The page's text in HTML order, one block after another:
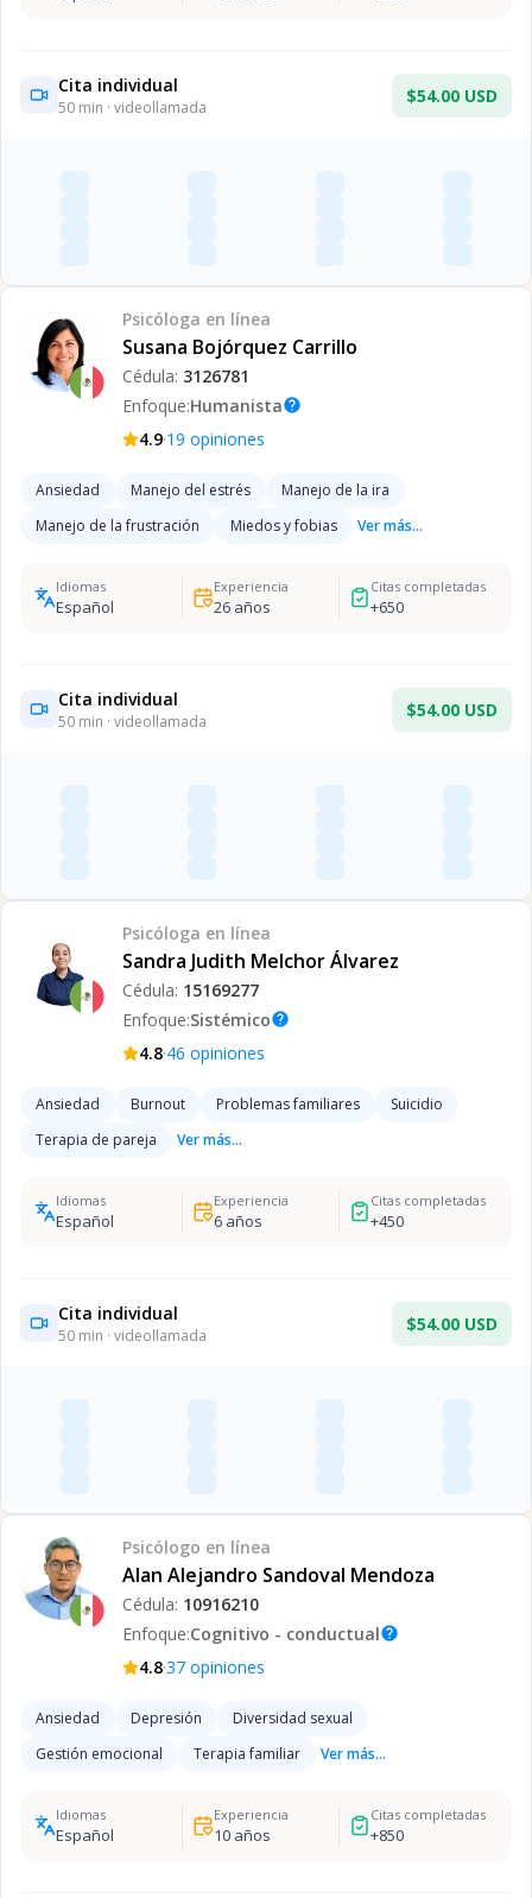
Cita individual
50 min · videollamada
$54.00 USD
Psicóloga en línea
Susana Bojórquez Carrillo
Cédula: 3126781
Enfoque:Humanistahelp
4.9·19 opiniones
Ansiedad Manejo del estrés
Manejo de la ira
Manejo de la frustración
Miedos y fobias Ver más...
Idiomas
Español
Experiencia
26años
Citas completadas
+650
Cita individual
50 min · videollamada
$54.00 USD
Psicóloga en línea
Sandra Judith Melchor Álvarez
Cédula: 15169277
Enfoque:Sistémicohelp
4.8·46 opiniones
Ansiedad Burnout Problemas familiares
Suicidio
Terapia de pareja
Ver más...
Idiomas
Español
Experiencia
6años
Citas completadas
+450
Cita individual
50 min · videollamada
$54.00 USD
Psicólogo en línea
Alan Alejandro Sandoval Mendoza
Cédula: 10916210
Enfoque:Cognitivo - conductualhelp
4.8·37 opiniones
Ansiedad Depresión
Diversidad sexual
Gestión emocional
Terapia familiar Ver más...
Idiomas
Español
Experiencia
10años
Citas completadas
+850